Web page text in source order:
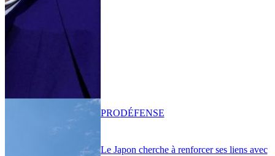
Le Japon cherche à renforcer ses liens avec
PRODÉFENSE